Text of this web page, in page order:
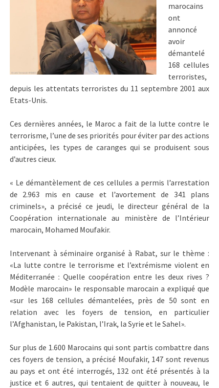
marocains
ont
annoncé
avoir
démantelé
168 cellules
terroristes,
depuis les attentats terroristes du 11 septembre 2001 aux
Etats-Unis.
Ces dernières années, le Maroc a fait de la lutte contre le
terrorisme, l’une de ses priorités pour éviter par des actions
anticipées, les types de caranges qui se produisent sous
d’autres cieux.
« Le démantèlement de ces cellules a permis l’arrestation
de 2.963 mis en cause et l’avortement de 341 plans
criminels», a précisé ce jeudi, le directeur général de la
Coopération internationale au ministère de l’Intérieur
marocain, Mohamed Moufakir.
Intervenant à séminaire organisé à Rabat, sur le thème :
«La lutte contre le terrorisme et l’extrémisme violent en
Méditerranée : Quelle coopération entre les deux rives ?
Modèle marocain» le responsable marocain a expliqué que
«sur les 168 cellules démantelées, près de 50 sont en
relation avec les foyers de tension, en particulier
l’Afghanistan, le Pakistan, l’Irak, la Syrie et le Sahel».
Sur plus de 1.600 Marocains qui sont partis combattre dans
ces foyers de tension, a précisé Moufakir, 147 sont revenus
au pays et ont été interrogés, 132 ont été présentés à la
justice et 6 autres, qui tentaient de quitter à nouveau, le